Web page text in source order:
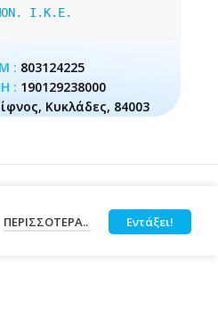
I.K.E.
: 803124225
: 190129238000
Κυκλάδες, 84003
ΠΕΡΙΣΣΌΤΕΡΑ.. Εντάξει!